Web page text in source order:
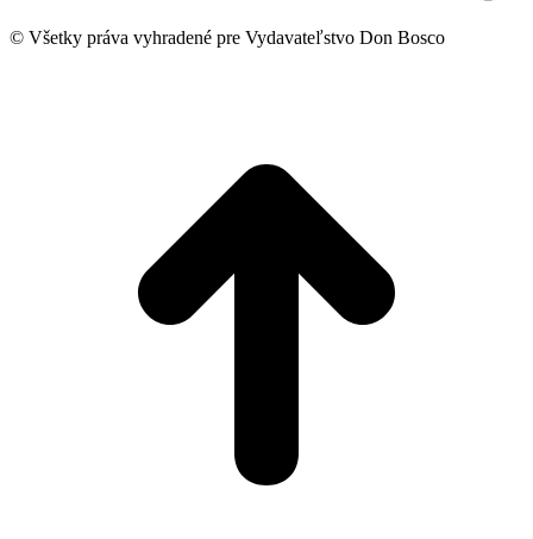
© Všetky práva vyhradené pre Vydavateľstvo Don Bosco